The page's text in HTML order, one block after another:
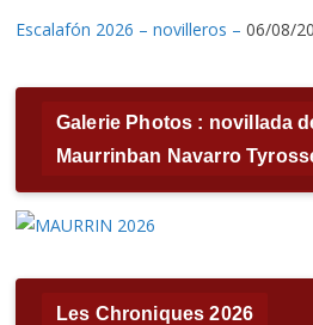
Escalafón 2026 – novilleros – 06/08/
Galerie Photos : novillada
Maurrinban Navarro
Les Chroniques 2026